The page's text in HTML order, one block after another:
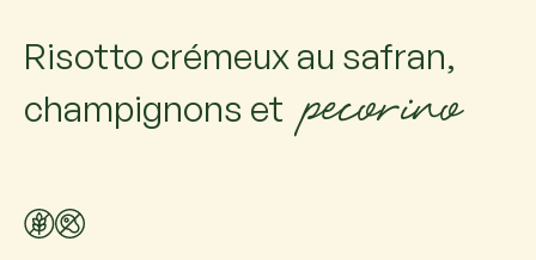
Risotto crémeux au safran,
champignons et pecorino